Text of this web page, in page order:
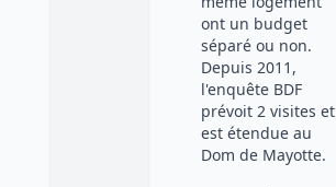
ont un budget
séparé ou non.
Depuis 2011,
l'enquête BDF
prévoit 2 visites et
est étendue au
Dom de Mayotte.